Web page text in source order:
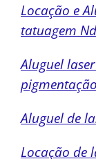
Locação e
tatuagem
Aluguel
pigmentação
Aluguel de
Locação de